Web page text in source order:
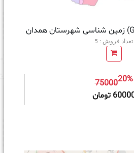
تعداد فروش : 5
7500020%
تومان